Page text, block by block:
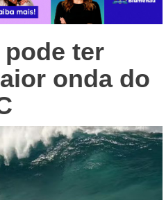
pode ter
onda do